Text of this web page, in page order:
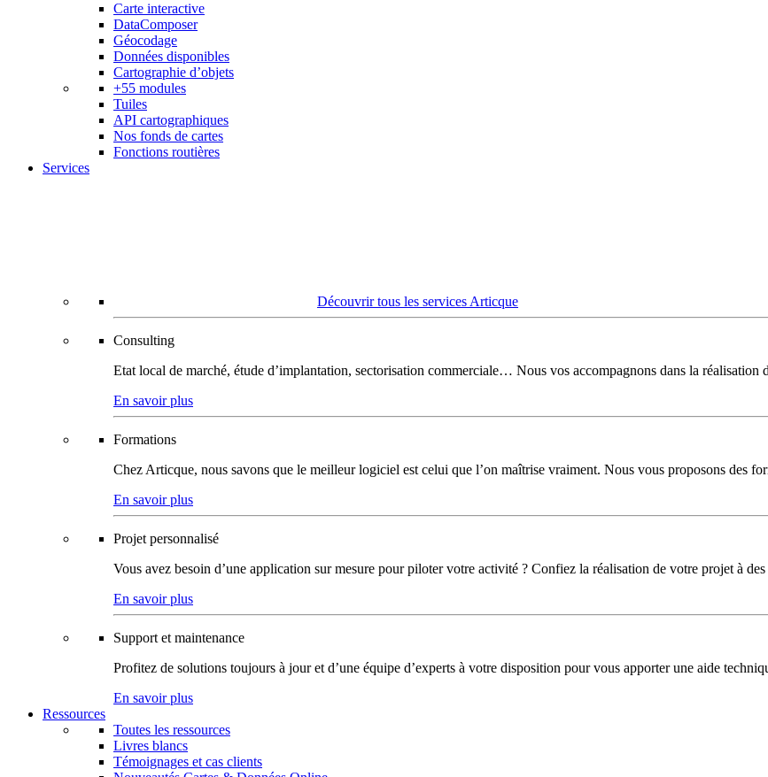
Carte interactive
DataComposer
Géocodage
Données disponibles
Cartographie d’objets
+55 modules
Tuiles
API cartographiques
Nos fonds de cartes
Fonctions routières
Services
Découvrir tous les services Articque
Consulting
Etat local de marché, étude d’implantation, sectorisation commerciale… Nous vos accompagnons dans la réalisation
En savoir plus
Formations
Chez Articque, nous savons que le meilleur logiciel est celui que l’on maîtrise vraiment. Nous vous proposons des
En savoir plus
Projet personnalisé
Vous avez besoin d’une application sur mesure pour piloter votre activité ? Confiez la réalisation de votre projet à
En savoir plus
Support et maintenance
Profitez de solutions toujours à jour et d’une équipe d’experts à votre disposition pour vous apporter une aide
En savoir plus
Ressources
Toutes les ressources
Livres blancs
Témoignages et cas clients